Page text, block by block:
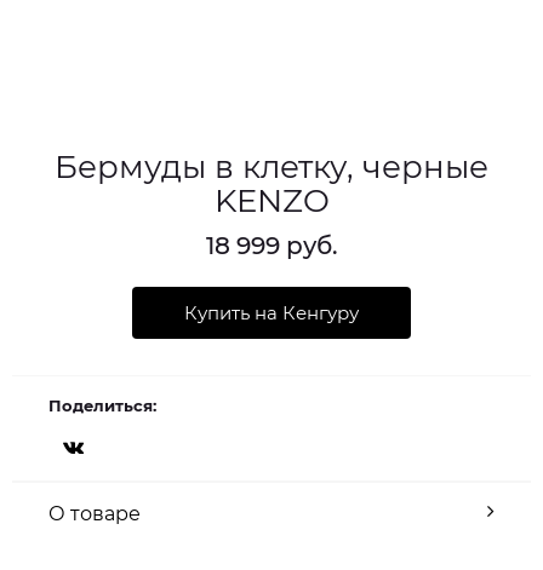
Бермуды в клетку, черные
KENZO
18 999 руб.
Купить на Кенгуру
Поделиться:
О товаре